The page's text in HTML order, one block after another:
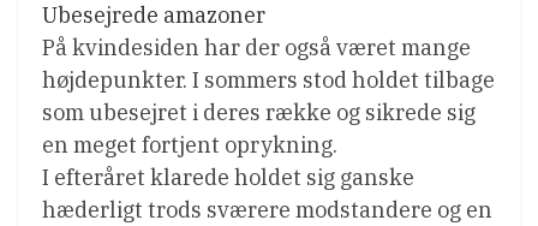
Ubesejrede amazoner
På kvindesiden har der også været mange
højdepunkter. I sommers stod holdet tilbage
som ubesejret i deres række og sikrede sig
en meget fortjent oprykning.
I efteråret klarede holdet sig ganske
hæderligt trods sværere modstandere og en